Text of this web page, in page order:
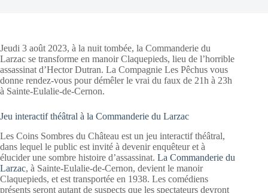
Jeudi 3 août 2023, à la nuit tombée, la Commanderie du
Larzac se transforme en manoir Claquepieds, lieu de l’horrible
assassinat d’Hector Dutran. La Compagnie Les Pêchus vous
donne rendez-vous pour démêler le vrai du faux de 21h à 23h
à Sainte-Eulalie-de-Cernon.
Jeu interactif théâtral à la Commanderie du Larzac
Les Coins Sombres du Château est un jeu interactif théâtral,
dans lequel le public est invité à devenir enquêteur et à
élucider une sombre histoire d’assassinat. La Commanderie du
Larzac, à Sainte-Eulalie-de-Cernon, devient le manoir
Claquepieds, et est transportée en 1938. Les comédiens
présents seront autant de suspects que les spectateurs devront